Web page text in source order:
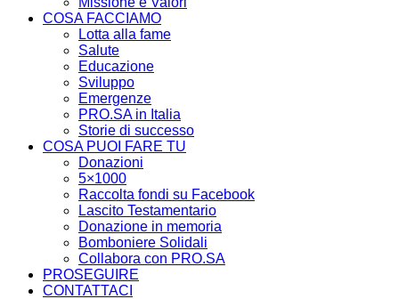
COSA FACCIAMO
Lotta alla fame
Salute
Educazione
Sviluppo
Emergenze
PRO.SA in Italia
Storie di successo
COSA PUOI FARE TU
Donazioni
5×1000
Raccolta fondi su Facebook
Lascito Testamentario
Donazione in memoria
Bomboniere Solidali
Collabora con PRO.SA
PROSEGUIRE
CONTATTACI